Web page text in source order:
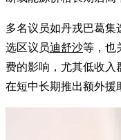
多名议员如丹戎巴葛集
选区议员迪舒沙等，也
费的影响，尤其低收入
在短中长期推出额外援